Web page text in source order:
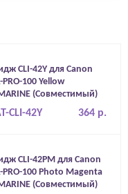
CLI-42Y для Canon
PRO-100 Yellow
(Совместимый)
364 р.
CLI-42Y
CLI-42PM для Canon
PRO-100 Photo Magenta
(Совместимый)